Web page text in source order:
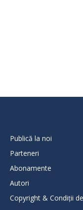
Publică la noi
Parteneri
Abonamente
Autori
Copyright & Condiții